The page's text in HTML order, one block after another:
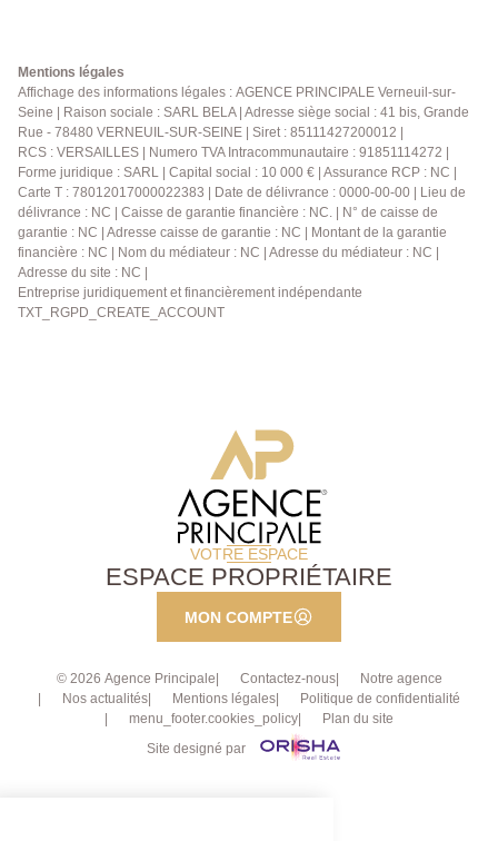
Mentions légales
Affichage des informations légales : AGENCE PRINCIPALE Verneuil-sur-
Seine | Raison sociale : SARL BELA | Adresse siège social : 41 bis, Grande
Rue - 78480 VERNEUIL-SUR-SEINE | Siret : 85111427200012 |
RCS : VERSAILLES | Numero TVA Intracommunautaire : 91851114272 |
Forme juridique : SARL | Capital social : 10 000 € | Assurance RCP : NC |
Carte T : 78012017000022383 | Date de délivrance : 0000-00-00 | Lieu de
délivrance : NC | Caisse de garantie financière : NC. | N° de caisse de
garantie : NC | Adresse caisse de garantie : NC | Montant de la garantie
financière : NC | Nom du médiateur : NC | Adresse du médiateur : NC |
Adresse du site : NC |
Entreprise juridiquement et financièrement indépendante
TXT_RGPD_CREATE_ACCOUNT
VOTRE ESPACE
ESPACE PROPRIÉTAIRE
MON COMPTE
© 2026 Agence Principale Contactez-nous
Notre agence
Nos actualités
Mentions légales
Politique de confidentialité
menu_footer.cookies_policy
Plan du site
Site designé par